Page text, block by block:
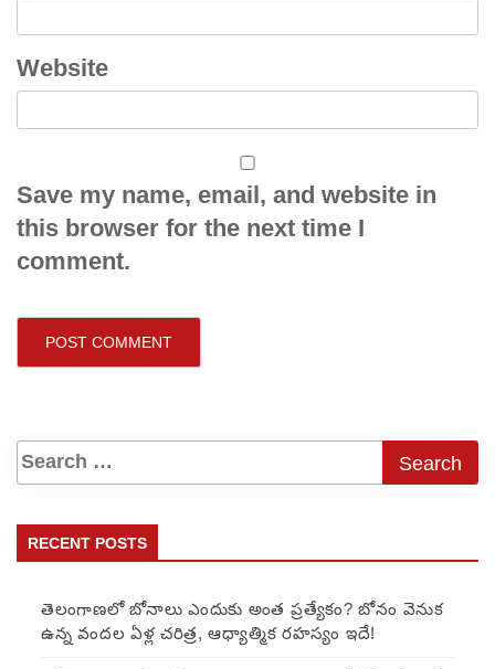
Website
Save my name, email, and website in
this browser for the next time I
comment.
RECENT POSTS
తెలంగాణలో బోనాలు ఎందుకు అంత ప్రత్యేకం? బోనం వెనుక
ఉన్న వందల ఏళ్ల చరిత్ర, ఆధ్యాత్మిక రహస్యం ఇదే!